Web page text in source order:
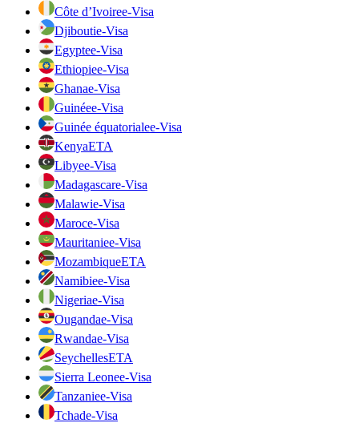
Côte d’Ivoiree-Visa
Djiboutie-Visa
Egyptee-Visa
Ethiopiee-Visa
Ghanae-Visa
Guinéee-Visa
Guinée équatorialee-Visa
KenyaETA
Libyee-Visa
Madagascare-Visa
Malawie-Visa
Maroce-Visa
Mauritaniee-Visa
MozambiqueETA
Namibiee-Visa
Nigeriae-Visa
Ougandae-Visa
Rwandae-Visa
SeychellesETA
Sierra Leonee-Visa
Tanzaniee-Visa
Tchade-Visa